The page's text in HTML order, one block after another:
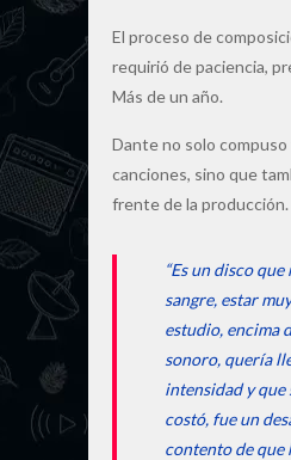
El proceso de
requirió de paciencia,
Más de un año.
Dante no solo compuso
canciones, sino que
frente de la producción.
“Es un disco
sangre, estar
estudio, encima
sonoro, quería
intensidad y que
costó, fue un
contento de que